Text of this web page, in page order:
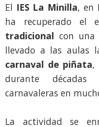
El IES La Minilla, en
ha recuperado el
tradicional con
llevado a las aulas
carnaval de piñata,
durante décadas
carnavaleras en
La actividad se